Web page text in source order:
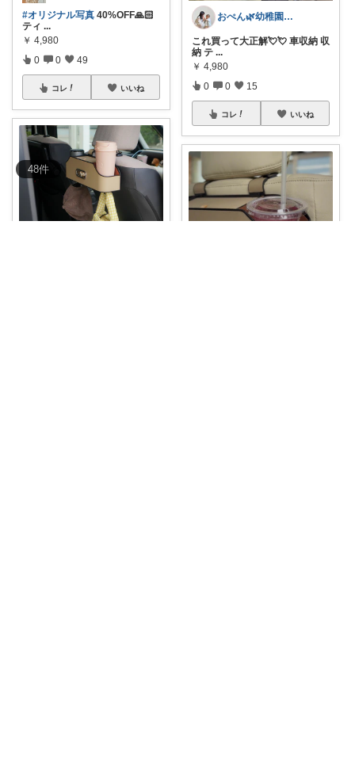
48件
#オリジナル写真 40%OFF🙏🏻
ティ ...
￥ 4,980
0 0 49
コレ いいね
おぺん🌿幼稚園の先生ママセレクト
これ買って大正解💘💘 車収納 収
納 テ ...
￥ 4,980
0 0 15
コレ いいね